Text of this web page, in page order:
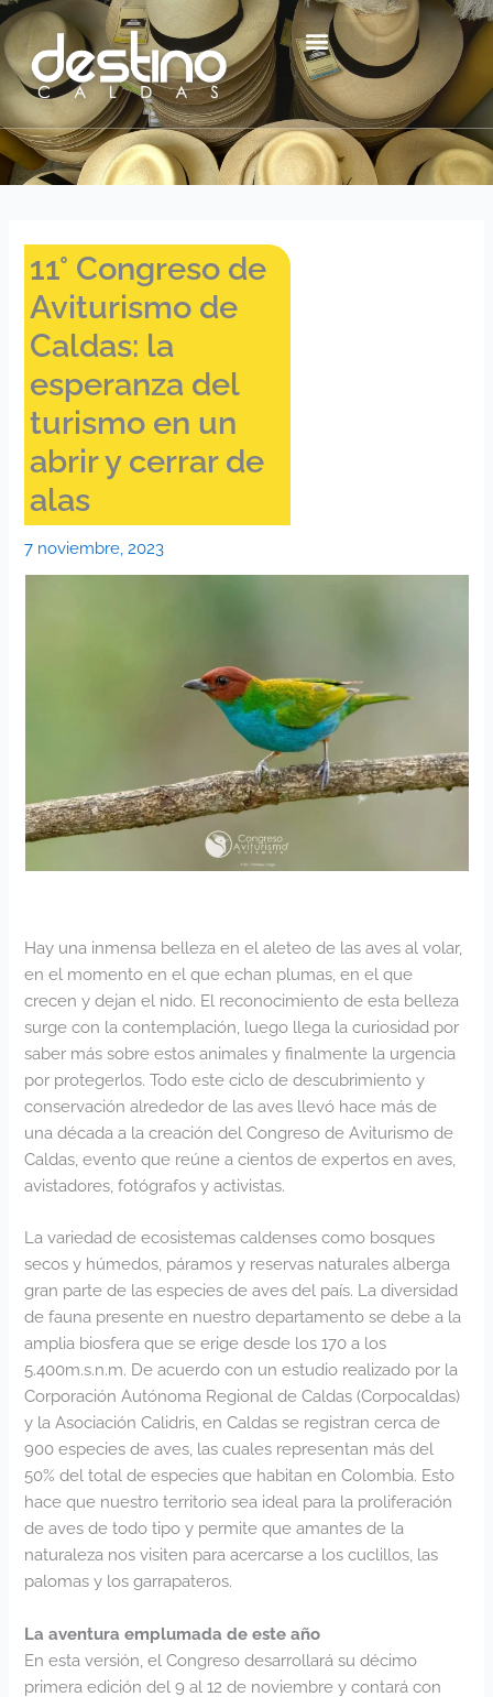
contenido
Ir
al
contenido
11° Congreso de
Aviturismo de
Caldas: la
esperanza del
turismo en un
abrir y cerrar de
alas
7 noviembre, 2023
Hay una inmensa belleza en el aleteo de las aves al volar,
en el momento en el que echan plumas, en el que
crecen y dejan el nido. El reconocimiento de esta belleza
surge con la contemplación, luego llega la curiosidad por
saber más sobre estos animales y finalmente la urgencia
por protegerlos. Todo este ciclo de descubrimiento y
conservación alrededor de las aves llevó hace más de
una década a la creación del Congreso de Aviturismo de
Caldas, evento que reúne a cientos de expertos en aves,
avistadores, fotógrafos y activistas.
La variedad de ecosistemas caldenses como bosques
secos y húmedos, páramos y reservas naturales alberga
gran parte de las especies de aves del país. La diversidad
de fauna presente en nuestro departamento se debe a la
amplia biosfera que se erige desde los 170 a los
5.400m.s.n.m. De acuerdo con un estudio realizado por la
Corporación Autónoma Regional de Caldas (Corpocaldas)
y la Asociación Calidris, en Caldas se registran cerca de
900 especies de aves, las cuales representan más del
50% del total de especies que habitan en Colombia. Esto
hace que nuestro territorio sea ideal para la proliferación
de aves de todo tipo y permite que amantes de la
naturaleza nos visiten para acercarse a los cuclillos, las
palomas y los garrapateros.
La aventura emplumada de este año
En esta versión, el Congreso desarrollará su décimo
primera edición del 9 al 12 de noviembre y contará con